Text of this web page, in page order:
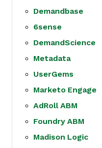
Demandbase
6sense
DemandScience
Metadata
UserGems
Marketo Engage
AdRoll ABM
Foundry ABM
Madison Logic